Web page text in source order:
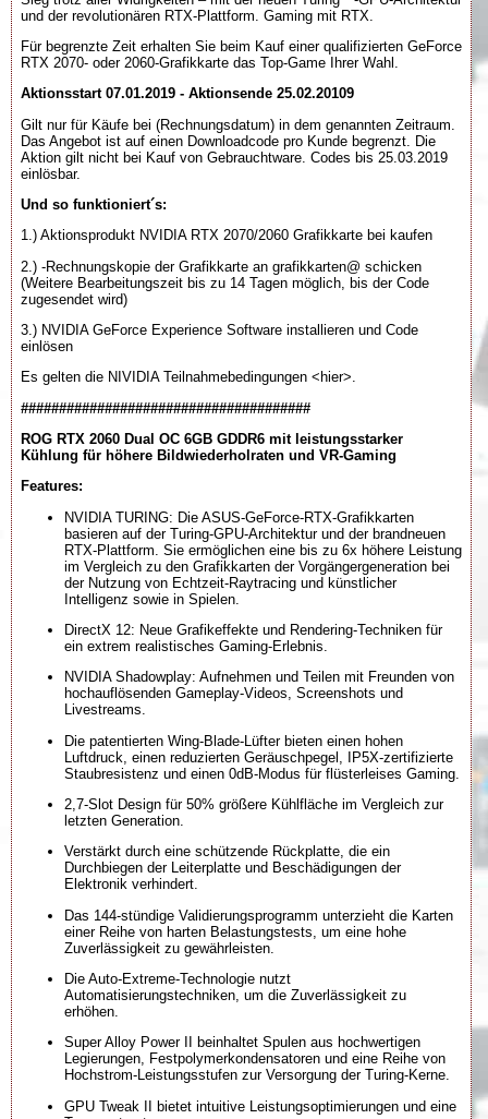
und der revolutionären RTX-Plattform. Gaming mit RTX.
Für begrenzte Zeit erhalten Sie beim Kauf einer qualifizierten GeForce
RTX 2070- oder 2060-Grafikkarte das Top-Game Ihrer Wahl.
Aktionsstart 07.01.2019 - Aktionsende 25.02.20109
Gilt nur für Käufe bei (Rechnungsdatum) in dem genannten Zeitraum.
Das Angebot ist auf einen Downloadcode pro Kunde begrenzt. Die
Aktion gilt nicht bei Kauf von Gebrauchtware. Codes bis 25.03.2019
einlösbar.
Und so funktioniert´s:
1.) Aktionsprodukt NVIDIA RTX 2070/2060 Grafikkarte bei kaufen
2.) -Rechnungskopie der Grafikkarte an grafikkarten@ schicken
(Weitere Bearbeitungszeit bis zu 14 Tagen möglich, bis der Code
zugesendet wird)
3.) NVIDIA GeForce Experience Software installieren und Code
einlösen
Es gelten die NIVIDIA Teilnahmebedingungen <hier>.
######################################
ROG RTX 2060 Dual OC 6GB GDDR6 mit leistungsstarker
Kühlung für höhere Bildwiederholraten und VR-Gaming
Features:
NVIDIA TURING: Die ASUS-GeForce-RTX-Grafikkarten
basieren auf der Turing-GPU-Architektur und der brandneuen
RTX-Plattform. Sie ermöglichen eine bis zu 6x höhere Leistung
im Vergleich zu den Grafikkarten der Vorgängergeneration bei
der Nutzung von Echtzeit-Raytracing und künstlicher
Intelligenz sowie in Spielen.
DirectX 12: Neue Grafikeffekte und Rendering-Techniken für
ein extrem realistisches Gaming-Erlebnis.
NVIDIA Shadowplay: Aufnehmen und Teilen mit Freunden von
hochauflösenden Gameplay-Videos, Screenshots und
Livestreams.
Die patentierten Wing-Blade-Lüfter bieten einen hohen
Luftdruck, einen reduzierten Geräuschpegel, IP5X-zertifizierte
Staubresistenz und einen 0dB-Modus für flüsterleises Gaming.
2,7-Slot Design für 50% größere Kühlfläche im Vergleich zur
letzten Generation.
Verstärkt durch eine schützende Rückplatte, die ein
Durchbiegen der Leiterplatte und Beschädigungen der
Elektronik verhindert.
Das 144-stündige Validierungsprogramm unterzieht die Karten
einer Reihe von harten Belastungstests, um eine hohe
Zuverlässigkeit zu gewährleisten.
Die Auto-Extreme-Technologie nutzt
Automatisierungstechniken, um die Zuverlässigkeit zu
erhöhen.
Super Alloy Power II beinhaltet Spulen aus hochwertigen
Legierungen, Festpolymerkondensatoren und eine Reihe von
Hochstrom-Leistungsstufen zur Versorgung der Turing-Kerne.
GPU Tweak II bietet intuitive Leistungsoptimierungen und eine